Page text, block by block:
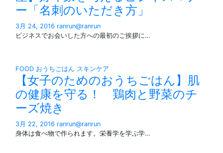
ー「名刺のいただき方」
3月 24, 2016 ranrun@ranrun
ビジネスでお会いした方への最初のご挨拶に…
FOOD おうちごはん スキンケア
【女子のためのおうちごはん】肌
の健康を守る！ 鶏肉と野菜のチ
ーズ焼き
3月 22, 2016 ranrun@ranrun
身体は食べ物で作られます。栄養学を学ぶ学…